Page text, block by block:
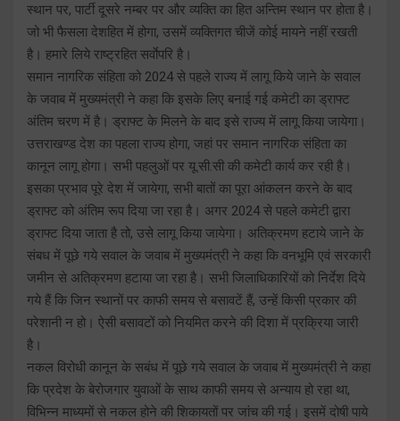
स्थान पर, पार्टी दूसरे नम्बर पर और व्यक्ति का हित अन्तिम स्थान पर होता है।
जो भी फैसला देशहित में होगा, उसमें व्यक्तिगत चीजें कोई मायने नहीं रखती
है। हमारे लिये राष्ट्रहित सर्वाेपरि है।
समान नागरिक संहिता को 2024 से पहले राज्य में लागू किये जाने के सवाल
के जवाब में मुख्यमंत्री ने कहा कि इसके लिए बनाई गई कमेटी का ड्राफ्ट
अंतिम चरण में है। ड्राफ्ट के मिलने के बाद इसे राज्य में लागू किया जायेगा।
उत्तराखण्ड देश का पहला राज्य होगा, जहां पर समान नागरिक संहिता का
कानून लागू होगा। सभी पहलुओं पर यू.सी.सी की कमेटी कार्य कर रही है।
इसका प्रभाव पूरे देश में जायेगा, सभी बातों का पूरा आंकलन करने के बाद
ड्राफ्ट को अंतिम रूप दिया जा रहा है। अगर 2024 से पहले कमेटी द्वारा
ड्राफ्ट दिया जाता है तो, उसे लागू किया जायेगा। अतिक्रमण हटाये जाने के
संबध में पूछे गये सवाल के जवाब में मुख्यमंत्री ने कहा कि वनभूमि एवं सरकारी
जमीन से अतिक्रमण हटाया जा रहा है। सभी जिलाधिकारियों को निर्देश दिये
गये हैं कि जिन स्थानों पर काफी समय से बसावटें हैं, उन्हें किसी प्रकार की
परेशानी न हो। ऐसी बसावटों को नियमित करने की दिशा में प्रक्रिया जारी
है।
नकल विरोधी कानून के सबंध में पूछे गये सवाल के जवाब में मुख्यमंत्री ने कहा
कि प्रदेश के बेरोजगार युवाओं के साथ काफी समय से अन्याय हो रहा था,
विभिन्न माध्यमों से नकल होने की शिकायतों पर जांच की गई। इसमें दोषी पाये